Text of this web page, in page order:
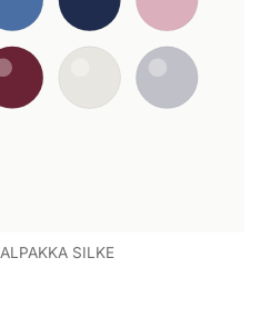
ALPAKKA SILKE